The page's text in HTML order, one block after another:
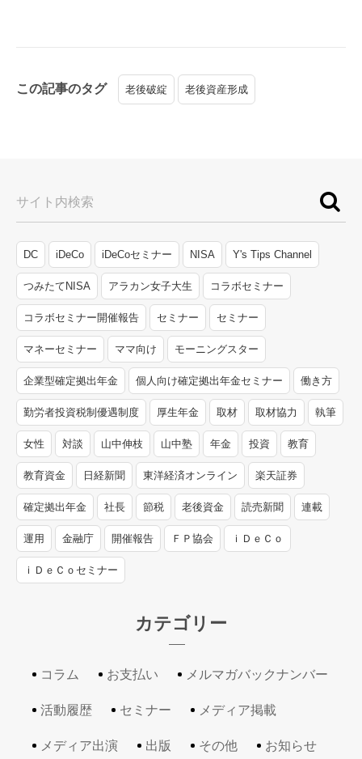
この記事のタグ 老後破綻 老後資産形成
サイト内検索
DC iDeCo iDeCoセミナー NISA Y's Tips Channel
つみたてNISA アラカン女子大生 コラボセミナー
コラボセミナー開催報告 セミナー セミナー
マネーセミナー ママ向け モーニングスター
企業型確定拠出年金 個人向け確定拠出年金セミナー 働き方
勤労者投資税制優遇制度 厚生年金 取材 取材協力 執筆
女性 対談 山中伸枝 山中塾 年金 投資 教育
教育資金 日経新聞 東洋経済オンライン 楽天証券
確定拠出年金 社長 節税 老後資金 読売新聞 連載
運用 金融庁 開催報告 ＦＰ協会 ｉＤｅＣｏ
ｉＤｅＣｏセミナー
カテゴリー
コラム お支払い メルマガバックナンバー
活動履歴 セミナー メディア掲載
メディア出演 出版 その他 お知らせ